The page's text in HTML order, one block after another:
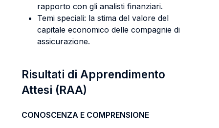
rapporto con gli analisti finanziari.
Temi speciali: la stima del valore del
capitale economico delle compagnie di
assicurazione.
Risultati di Apprendimento
Attesi (RAA)
CONOSCENZA E COMPRENSIONE